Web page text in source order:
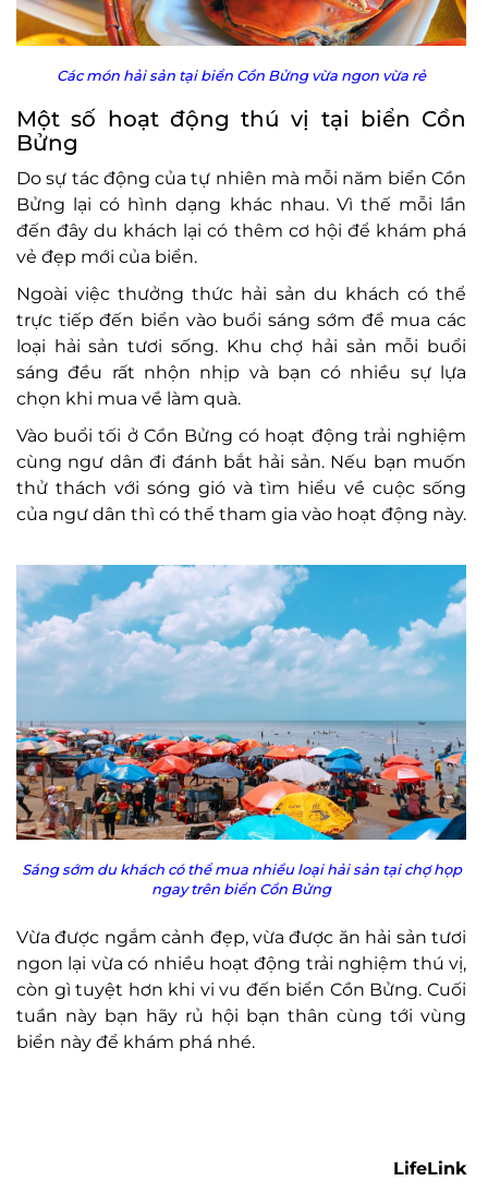
Các món hải sản tại biển Cồn Bửng vừa ngon vừa rẻ
Một số hoạt động thú vị tại biển Cồn
Bửng
Do sự tác động của tự nhiên mà mỗi năm biển Cồn
Bửng lại có hình dạng khác nhau. Vì thế mỗi lần
đến đây du khách lại có thêm cơ hội để khám phá
vẻ đẹp mới của biển.
Ngoài việc thưởng thức hải sản du khách có thể
trực tiếp đến biển vào buổi sáng sớm để mua các
loại hải sản tươi sống. Khu chợ hải sản mỗi buổi
sáng đều rất nhộn nhịp và bạn có nhiều sự lựa
chọn khi mua về làm quà.
Vào buổi tối ở Cồn Bửng có hoạt động trải nghiệm
cùng ngư dân đi đánh bắt hải sản. Nếu bạn muốn
thử thách với sóng gió và tìm hiểu về cuộc sống
của ngư dân thì có thể tham gia vào hoạt động này.
Sáng sớm du khách có thể mua nhiều loại hải sản tại chợ họp
ngay trên biển Cồn Bửng
Vừa được ngắm cảnh đẹp, vừa được ăn hải sản tươi
ngon lại vừa có nhiều hoạt động trải nghiệm thú vị,
còn gì tuyệt hơn khi vi vu đến biển Cồn Bửng. Cuối
tuần này bạn hãy rủ hội bạn thân cùng tới vùng
biển này để khám phá nhé.
LifeLink